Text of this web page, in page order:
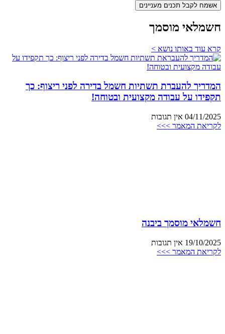
אשמח לקבל תכנים מעניינים
חשמלאי מוסמך
קרא עוד באותו נושא >
המדריך להעברת תשתיות חשמל בדירה לפני ריצוף: כך
תקפידו על עבודה מקצועית ובטוחה!
04/11/2025 אין תגובות
לקריאת המאמר >>>
חשמלאי מוסמך ביבנה
19/10/2025 אין תגובות
לקריאת המאמר >>>